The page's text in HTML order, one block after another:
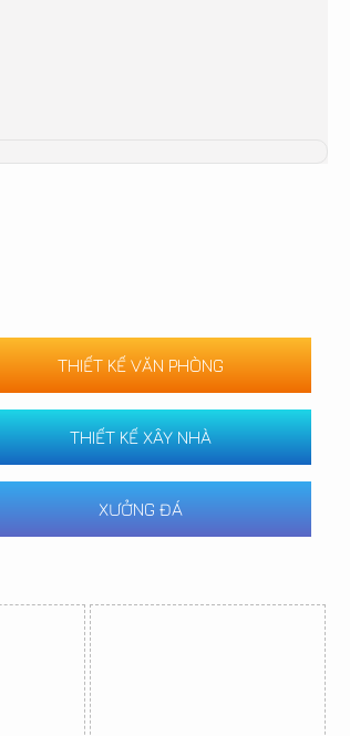
THIẾT KẾ VĂN PHÒNG
THIẾT KẾ XÂY NHÀ
XƯỞNG ĐÁ